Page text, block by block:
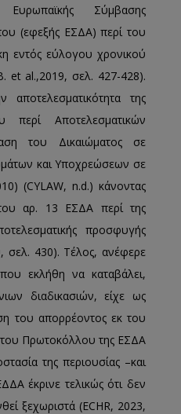
Σύμβασης
(εφεξής ΕΣΔΑ) περί του
εντός εύλογου χρονικού
et al.,2019, σελ. 427-428).
αποτελεσματικότητα της
Αποτελεσματικών
του Δικαιώματος σε
και Υποχρεώσεων σε
(CYLAW, n.d.) κάνοντας
αρ. 13 ΕΣΔΑ περί της
προσφυγής
σελ. 430). Τέλος, ανέφερε
εκλήθη να καταβάλει,
διαδικασιών, είχε ως
του απορρέοντος εκ του
Πρωτοκόλλου της ΕΣΔΑ
της περιουσίας –και
έκρινε τελικώς ότι δεν
ξεχωριστά (ECHR, 2023,